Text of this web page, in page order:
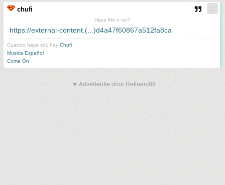
chufi
Hace frio o no?
https://external-content.(...)d4a47f60867a512fa8ca
Cuando haya sol, hay Chufi
Musica Español
Come On
▼ Advertentie door Refinery89